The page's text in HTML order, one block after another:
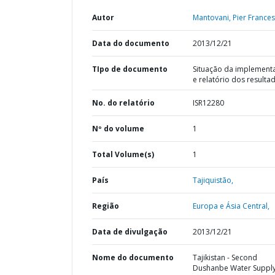
Autor Mantovani, Pier
Data do documento 2013/12/21
TIpo de documento
Situação da
e relatório dos
No. do relatório ISR12280
Nº do volume 1
Total Volume(s) 1
País Tajiquistão,
Região Europa e Ásia Central,
Data de divulgação 2013/12/21
Nome do documento
Tajikistan - Second
Dushanbe Water